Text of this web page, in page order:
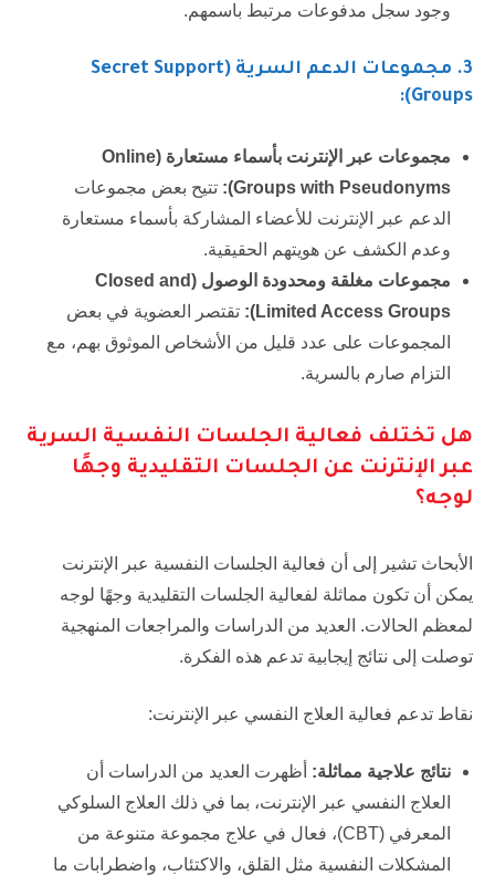
وجود سجل مدفوعات مرتبط باسمهم.
3
. مجموعات الدعم السرية (Secret Support
Groups):
مجموعات عبر الإنترنت بأسماء مستعارة (Online
Groups with Pseudonyms
): تتيح بعض مجموعات
الدعم عبر الإنترنت للأعضاء المشاركة بأسماء مستعارة
وعدم الكشف عن هويتهم الحقيقية.
مجموعات مغلقة ومحدودة الوصول (Closed and
Limited Access Groups
): تقتصر العضوية في بعض
المجموعات على عدد قليل من الأشخاص الموثوق بهم، مع
التزام صارم بالسرية.
هل تختلف فعالية الجلسات النفسية السرية
عبر الإنترنت عن الجلسات التقليدية وجهًا
لوجه؟
الأبحاث تشير إلى أن فعالية الجلسات النفسية عبر الإنترنت
يمكن أن تكون مماثلة لفعالية الجلسات التقليدية وجهًا لوجه
لمعظم الحالات. العديد من الدراسات والمراجعات المنهجية
توصلت إلى نتائج إيجابية تدعم هذه الفكرة.
نقاط تدعم فعالية العلاج النفسي عبر الإنترنت:
نتائج علاجية مماثلة: أظهرت العديد من الدراسات أن
العلاج النفسي عبر الإنترنت، بما في ذلك العلاج السلوكي
المعرفي (CBT)، فعال في علاج مجموعة متنوعة من
المشكلات النفسية مثل القلق، والاكتئاب، واضطرابات ما